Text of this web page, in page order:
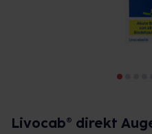
Livocab® direkt